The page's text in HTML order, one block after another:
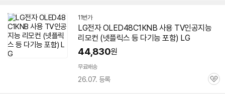
11번가
LG전자 OLED48C1KNB 사용 TV인공지능
리모컨 (넷플릭스 등 다기능 포함) LG
44,830원
무료배송
26.07. 등록
관